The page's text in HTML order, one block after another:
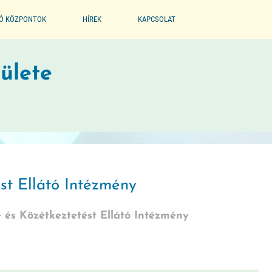
KÖZPONTOK HÍREK KAPCSOLAT
Ellátó Intézmény
és Közétkeztetést Ellátó Intézmény